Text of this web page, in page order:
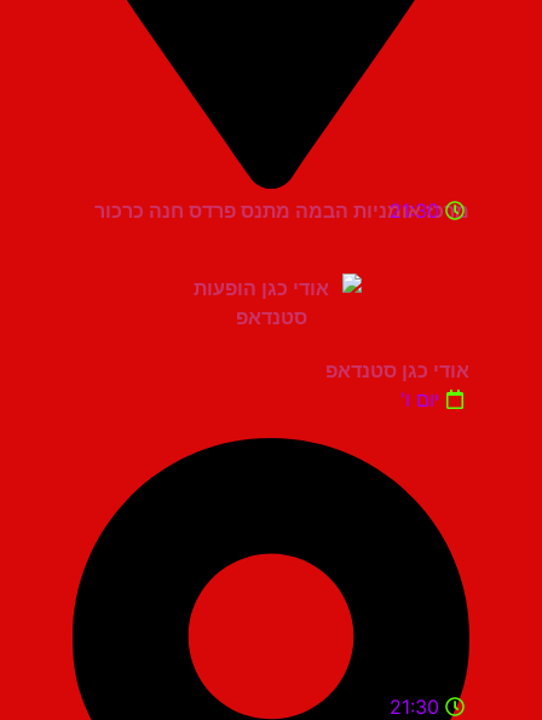
מרכז אומניות הבמה מתנס פרדס חנה כרכור
21:30
אודי כגן סטנדאפ
יום ו'
21:30